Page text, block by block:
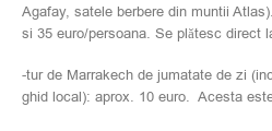
Agafay, satele berbere din muntii
si 35 euro/persoana. Se plătesc direct
-tur de Marrakech de jumatate de zi
ghid local): aprox. 10 euro. Acesta